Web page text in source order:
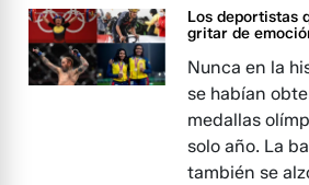
Los deportistas
gritar de
Nunca en la
se habían
medallas
solo año. La
también se